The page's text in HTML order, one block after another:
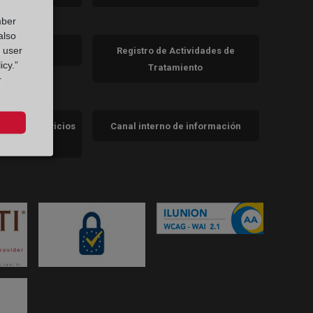
cookies
Registro de Actividades de
Tratamiento
de servicios
Canal interno de información
user